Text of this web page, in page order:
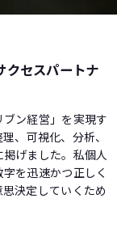
セスパートナ
ン経営」を実現す
、可視化、分析、
げました。私個人
を迅速かつ正しく
決定していくため